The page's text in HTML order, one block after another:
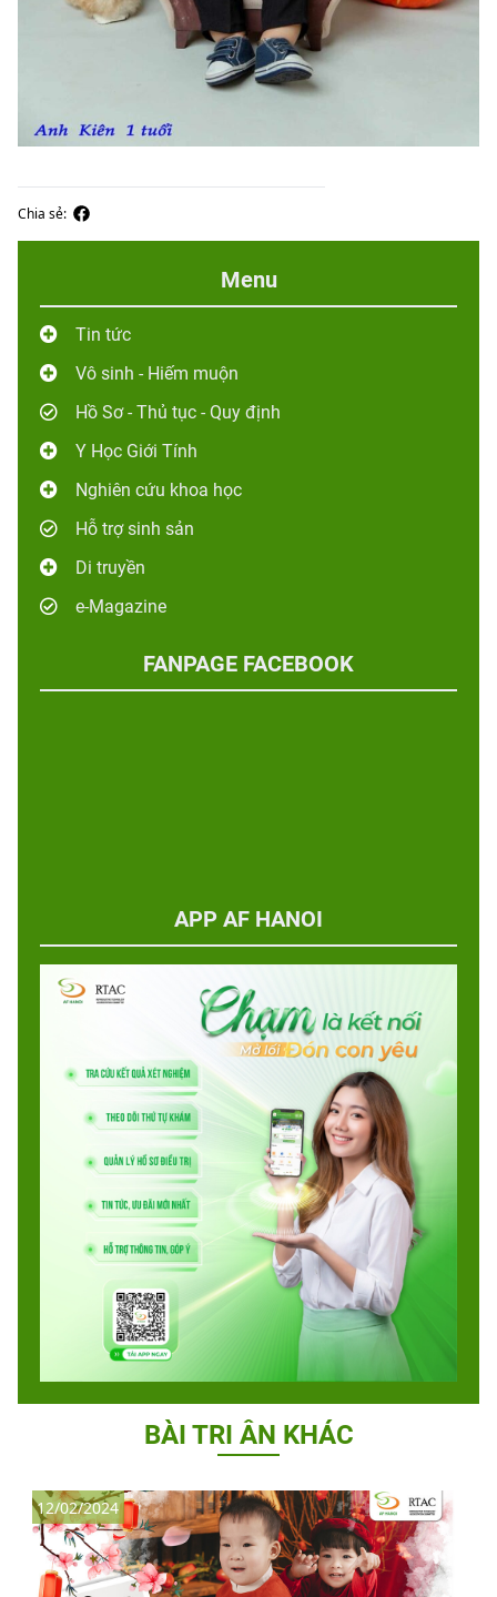
Chia sẻ:
Menu
Tin tức
Vô sinh - Hiếm muộn
Hồ Sơ - Thủ tục - Quy định
Y Học Giới Tính
Nghiên cứu khoa học
Hỗ trợ sinh sản
Di truyền
e-Magazine
FANPAGE FACEBOOK
APP AF HANOI
BÀI TRI ÂN KHÁC
12/02/2024